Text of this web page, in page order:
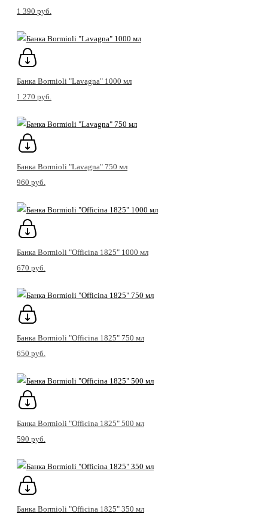
1 390 pуб.
Банка Bormioli "Lavagna" 1000 мл
1 270 pуб.
Банка Bormioli "Lavagna" 750 мл
960 pуб.
Банка Bormioli "Officina 1825" 1000 мл
670 pуб.
Банка Bormioli "Officina 1825" 750 мл
650 pуб.
Банка Bormioli "Officina 1825" 500 мл
590 pуб.
Банка Bormioli "Officina 1825" 350 мл